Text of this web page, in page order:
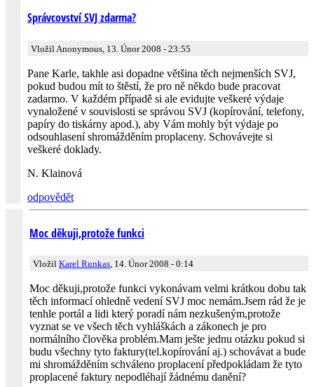
Správcovství SVJ zdarma?
Vložil Anonymous, 13. Únor 2008 - 23:55
Pane Karle, takhle asi dopadne většina těch nejmenších SVJ,
pokud budou mít to štěstí, že pro ně někdo bude pracovat
zadarmo. V každém případě si ale evidujte veškeré výdaje
vynaložené v souvislosti se správou SVJ (kopírování, telefony,
papíry do tiskárny apod.), aby Vám mohly být výdaje po
odsouhlasení shromážděním proplaceny. Schovávejte si
veškeré doklady.
N. Klainová
odpovědět
Moc děkuji,protože funkci
Vložil Karel Runkas, 14. Únor 2008 - 0:14
Moc děkuji,protože funkci vykonávam velmi krátkou dobu tak
těch informací ohledně vedení SVJ moc nemám.Jsem rád že je
tenhle portál a lidi který poradí nám nezkušeným,protože
vyznat se ve všech těch vyhláškách a zákonech je pro
normálního člověka problém.Mam ješte jednu otázku pokud si
budu všechny tyto faktury(tel.ko­pírování aj.) schovávat a bude
mi shromážděním schváleno proplacení předpokládam že tyto
proplacené faktury nepodléhají žádnému danění?